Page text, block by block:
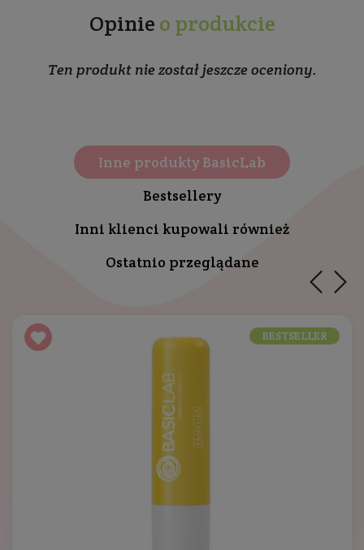
Opinie o produkcie
Ten produkt nie został jeszcze oceniony.
Inne produkty BasicLab
Bestsellery
Inni klienci kupowali również
Ostatnio przeglądane
BESTSELLER